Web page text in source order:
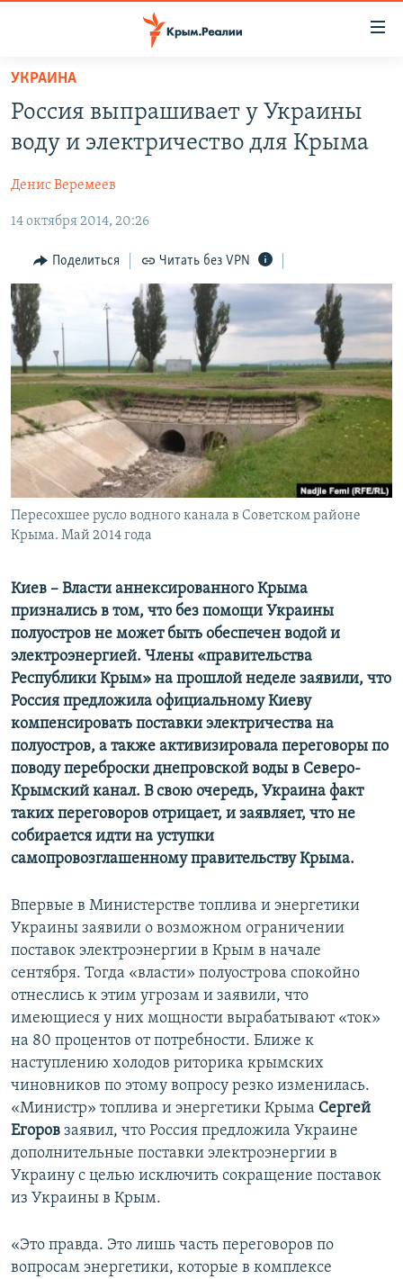
Вернуться
основному
содержанию
Вернутся
навигации
Вернутся
поиску
КАРТА ВОЕННЫХ ОБЪЕКТОВ КРЫМА
11 ЛЕТ ОККУПАЦИИ КРЫМА. 11 ИСТОРИЙ СОПРОТИВЛЕНИЯ
ВОДА
ИСТОРИЯ
ЕЩЕ
ИНТЕРАКТИВ
ИНФОГРАФИКА
ТЕЛЕПРОЕКТ КРЫМ.РЕАЛИИ
СОВЕТЫ ПРАВОЗАЩИТНИКОВ
ПРОПАВШИЕ БЕЗ ВЕСТИ
ПОБЕДИТЕЛЕЙ НЕ СУДЯТ?
КРЫМ.НЕПОКОРЕННЫЙ
ELIFBE
УКРАИНСКАЯ ПРОБЛЕМА КРЫМА
РАДІО СВОБОДА
КАК ОБОЙТИ БЛОКИРОВКУ
Українською
Qırımtatar
ПРИСОЕДИНЯЙТЕСЬ!
Все сайты RFE/RL
УКРАИНА
Россия выпрашивает у Украины
воду и электричество для Крыма
Денис Веремеев
14 октября 2014, 20:26
Поделиться Читать без VPN
Пересохшее русло водного канала в Советском районе
Крыма. Май 2014 года
Киев – Власти аннексированного Крыма
признались в том, что без помощи Украины
полуостров не может быть обеспечен водой и
электроэнергией. Члены «правительства
Республики Крым» на прошлой неделе заявили, что
Россия предложила официальному Киеву
компенсировать поставки электричества на
полуостров, а также активизировала переговоры по
поводу переброски днепровской воды в Северо-
Крымский канал. В свою очередь, Украина факт
таких переговоров отрицает, и заявляет, что не
собирается идти на уступки
самопровозглашенному правительству Крыма.
Впервые в Министерстве топлива и энергетики
Украины заявили о возможном ограничении
поставок электроэнергии в Крым в начале
сентября. Тогда «власти» полуострова спокойно
отнеслись к этим угрозам и заявили, что
имеющиеся у них мощности вырабатывают «ток»
на 80 процентов от потребности. Ближе к
наступлению холодов риторика крымских
чиновников по этому вопросу резко изменилась.
«Министр» топлива и энергетики Крыма Сергей
Егоров заявил, что Россия предложила Украине
дополнительные поставки электроэнергии в
Украину с целью исключить сокращение поставок
из Украины в Крым.
«Это правда. Это лишь часть переговоров по
вопросам энергетики, которые в комплексе